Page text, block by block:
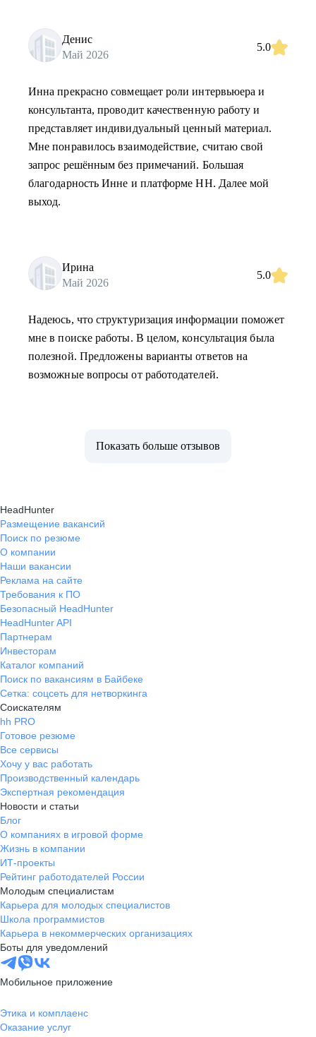
Денис
Май 2026
5.0
Инна прекрасно совмещает роли интервьюера и
консультанта, проводит качественную работу и
представляет индивидуальный ценный материал.
Мне понравилось взаимодействие, считаю свой
запрос решённым без примечаний. Большая
благодарность Инне и платформе НН. Далее мой
выход.
Ирина
Май 2026
5.0
Надеюсь, что структуризация информации поможет
мне в поиске работы. В целом, консультация была
полезной. Предложены варианты ответов на
возможные вопросы от работодателей.
Показать больше отзывов
HeadHunter
Размещение вакансий
Поиск по резюме
О компании
Наши вакансии
Реклама на сайте
Требования к ПО
Безопасный HeadHunter
HeadHunter API
Партнерам
Инвесторам
Каталог компаний
Поиск по вакансиям в Байбеке
Сетка: соцсеть для нетворкинга
Соискателям
hh PRO
Готовое резюме
Все сервисы
Хочу у вас работать
Производственный календарь
Экспертная рекомендация
Новости и статьи
Блог
О компаниях в игровой форме
Жизнь в компании
ИТ-проекты
Рейтинг работодателей России
Молодым специалистам
Карьера для молодых специалистов
Школа программистов
Карьера в некоммерческих организациях
Боты для уведомлений
Мобильное приложение
Этика и комплаенс
Оказание услуг